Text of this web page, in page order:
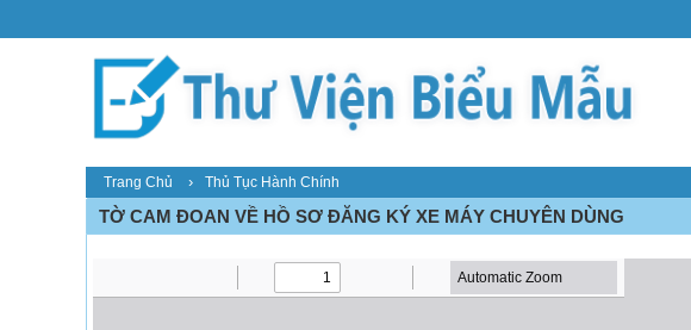
Trang Chủ › Thủ Tục Hành Chính
TỜ CAM ĐOAN VỀ HỒ SƠ ĐĂNG KÝ XE MÁY CHUYÊN DÙNG